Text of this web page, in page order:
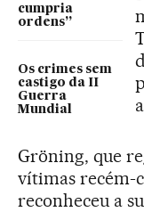
cumpria
ordens”
Os crimes sem
castigo da II
Guerra
Mundial
Gröning, que
vítimas recém-
reconheceu a